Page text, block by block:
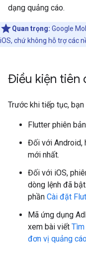
dạng quảng cáo.
Quan trọng: Google
iOS, chứ không hỗ trợ các
Điều kiện tiên
Trước khi tiếp tục,
Flutter phiên
Đối với Android,
mới nhất.
Đối với iOS,
dòng lệnh đã
phần Cài đặt
Mã ứng dụng
xem bài viết
đơn vị quảng